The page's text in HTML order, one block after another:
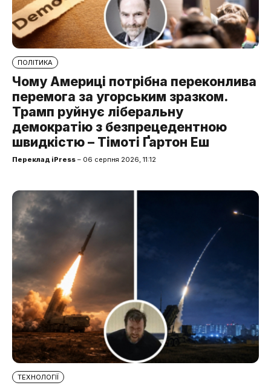
ПОЛІТИКА
Чому Америці потрібна переконлива
перемога за угорським зразком.
Трамп руйнує ліберальну
демократію з безпрецедентною
швидкістю – Тімоті Ґартон Еш
Переклад iPress – 06 серпня 2026, 11:12
ТЕХНОЛОГІЇ